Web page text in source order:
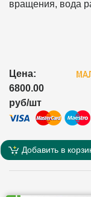
вращения, вода
Цена:
6800.00
руб/шт
Добавить в